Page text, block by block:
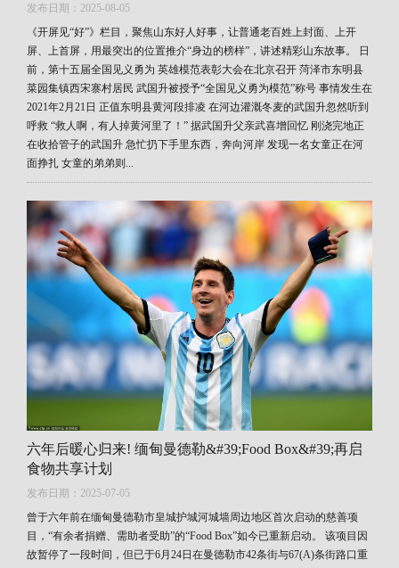
发布日期：2025-08-05
《开屏见“好”》栏目，聚焦山东好人好事，让普通老百姓上封面、上开
屏、上首屏，用最突出的位置推介“身边的榜样”，讲述精彩山东故事。 日
前，第十五届全国见义勇为 英雄模范表彰大会在北京召开 菏泽市东明县
菜园集镇西宋寨村居民 武国升被授予“全国见义勇为模范”称号 事情发生在
2021年2月21日 正值东明县黄河段排凌 在河边灌溉冬麦的武国升忽然听到
呼救 “救人啊，有人掉黄河里了！” 据武国升父亲武喜增回忆 刚浇完地正
在收拾管子的武国升 急忙扔下手里东西，奔向河岸 发现一名女童正在河
面挣扎 女童的弟弟则...
六年后暖心归来! 缅甸曼德勒&#39;Food Box&#39;再启
食物共享计划
发布日期：2025-07-05
曾于六年前在缅甸曼德勒市皇城护城河城墙周边地区首次启动的慈善项
目，“有余者捐赠、需助者受助”的“Food Box”如今已重新启动。 该项目因
故暂停了一段时间，但已于6月24日在曼德勒市42条街与67(A)条街路口重